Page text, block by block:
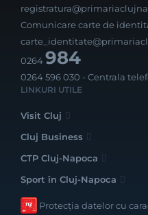
Comunicare carte de
0264984
0264 596 030 - Centrala
LINKURI UTILE
Visit Cluj
Cluj Business
CTP Cluj-Napoca
Sport în Cluj-Napoca
Protecția datelor cu